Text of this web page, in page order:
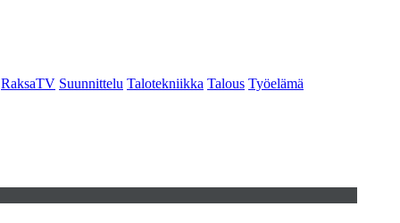
RaksaTV Suunnittelu Talotekniikka Talous Työelämä